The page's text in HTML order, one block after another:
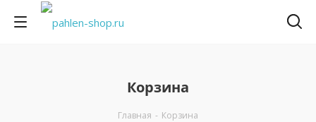
Корзина
Главная - Корзина